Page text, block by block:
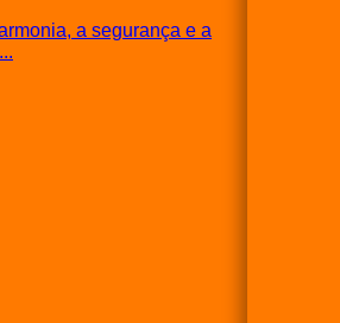
a segurança e a